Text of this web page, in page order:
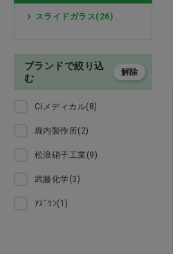
検査
オーラルケア用品
医薬品
スライドガラス(26)
ブランドで絞り込
む
解除
Ciメディカル(8)
堀内製作所(2)
松浪硝子工業(9)
武藤化学(3)
ｱｽﾞﾜﾝ(1)